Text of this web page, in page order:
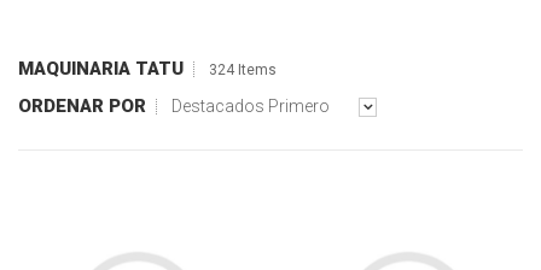
MAQUINARIA TATU 324 Items
ORDENAR POR Destacados Primero